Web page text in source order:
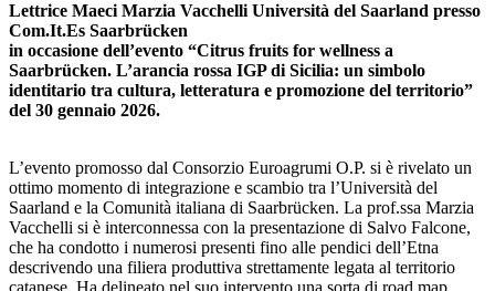
Lettrice Maeci Marzia Vacchelli Università del Saarland presso
Com.It.Es Saarbrücken
in occasione dell’evento “Citrus fruits for wellness a
Saarbrücken. L’arancia rossa IGP di Sicilia: un simbolo
identitario tra cultura, letteratura e promozione del territorio”
del 30 gennaio 2026.
L’evento promosso dal Consorzio Euroagrumi O.P. si è rivelato un
ottimo momento di integrazione e scambio tra l’Università del
Saarland e la Comunità italiana di Saarbrücken. La prof.ssa Marzia
Vacchelli si è interconnessa con la presentazione di Salvo Falcone,
che ha condotto i numerosi presenti fino alle pendici dell’Etna
descrivendo una filiera produttiva strettamente legata al territorio
catanese. Ha delineato nel suo intervento una sorta di road map